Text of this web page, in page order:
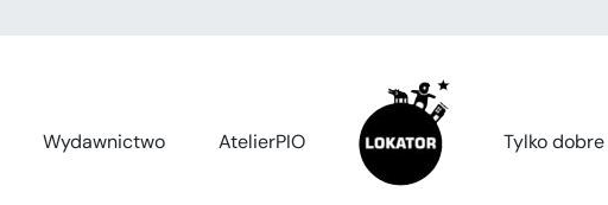
Wydawnictwo AtelierPIO Tylko